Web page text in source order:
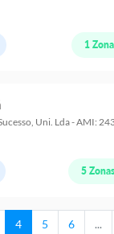
1
5
Uni. Lda - AMI:
4 5 6 ...